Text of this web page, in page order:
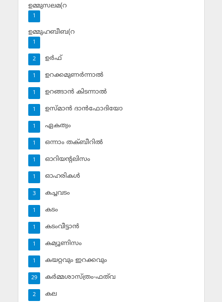
ഉമ്മുസലമ(റ
1
ഉമ്മുഹബീബ(റ
1
ഉര്‍ഫ്
2
ഉറക്കമുണര്‍ന്നാല്‍
1
ഉറങ്ങാന്‍ കിടന്നാല്‍
1
ഉസ്മാന്‍ ദാന്‍ഫോദിയോ
1
ഏകത്വം
1
ഒന്നാം തക്ബീറില്‍
1
ഓറിയന്റലിസം
1
ഓഹരികള്‍
1
കച്ചവടം
3
കടം
1
കടംവീട്ടാന്‍
1
കമ്യൂണിസം
1
കയറ്റവും ഇറക്കവും
1
കര്‍മ്മശാസ്ത്രം-ഫത്‌വ
29
കല
2